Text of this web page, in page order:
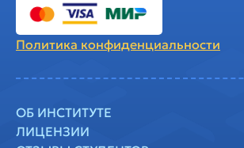
Политика конфиденциальности
ОБ ИНСТИТУТЕ
ЛИЦЕНЗИИ